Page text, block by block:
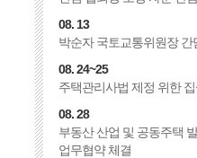
08. 13
박순자 국토교통위원장 간
08. 24~25
주택관리사법 제정 위한
08. 28
부동산 산업 및 공동주택
업무협약 체결